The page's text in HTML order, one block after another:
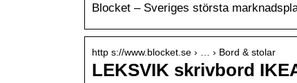
Blocket – Sveriges största
http s://www.blocket.se › … › Bord & stolar
LEKSVIK skrivbord